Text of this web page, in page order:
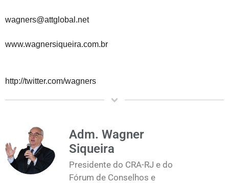
wagners@attglobal.net
www.wagnersiqueira.com.br
http://twitter.com/wagners
Adm. Wagner
Siqueira
Presidente do CRA-RJ e do
Fórum de Conselhos e